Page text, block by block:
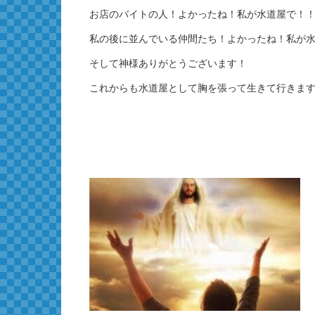
お店のバイトの人！よかったね！私が水道屋で！！
私の後に並んでいる仲間たち！よかったね！私が
そして神様ありがとうございます！
これからも水道屋として胸を張って生きて行きます